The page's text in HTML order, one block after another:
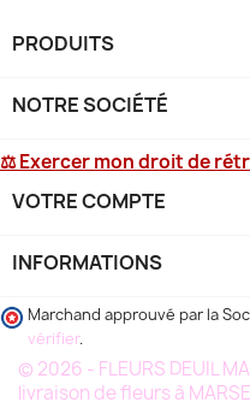
PRODUITS
NOTRE SOCIÉTÉ
⚖ Exercer mon droit de
VOTRE COMPTE
INFORMATIONS
Marchand approuvé par la
vérifier.
© 2026 - FLEURS DEUIL
livraison de fleurs à